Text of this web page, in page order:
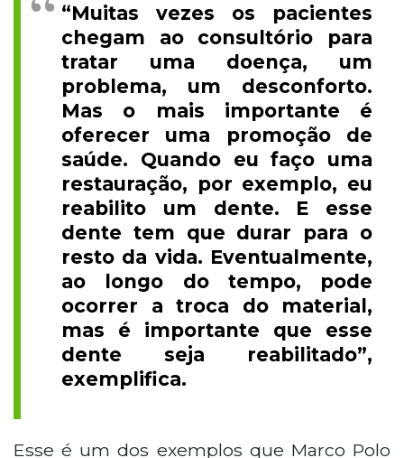
“Muitas vezes os pacientes
chegam ao consultório para
tratar uma doença, um
problema, um desconforto.
Mas o mais importante é
oferecer uma promoção de
saúde. Quando eu faço uma
restauração, por exemplo, eu
reabilito um dente. E esse
dente tem que durar para o
resto da vida. Eventualmente,
ao longo do tempo, pode
ocorrer a troca do material,
mas é importante que esse
dente seja reabilitado”,
exemplifica.
Esse é um dos exemplos que Marco Polo